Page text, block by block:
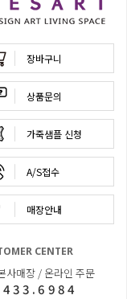
40%
장바구니
상품문의
가죽샘플 신청
A/S접수
매장안내
CENTER
사매장 / 온라인 주문